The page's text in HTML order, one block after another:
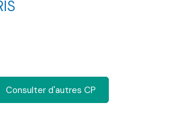
Consulter d'autres CP